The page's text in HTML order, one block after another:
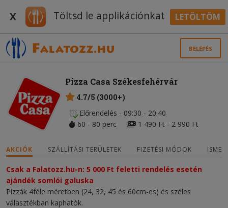
X Töltsd le applikációnkat LETÖLTÖM
BELÉPÉS
Pizza Casa Székesfehérvár
4.7/5 (3000+)
Előrendelés - 09:30 - 20:40
60 - 80 perc
1 490 Ft - 2 990 Ft
AKCIÓK SZÁLLÍTÁSI TERÜLETEK FIZETÉSI MÓDOK
Csak a Falatozz.hu-n: 5 000 Ft feletti rendelés esetén
ajándék somlói galuska
Pizzák 4féle méretben (24, 32, 45 és 60cm-es) és széles
választékban kaphatók.